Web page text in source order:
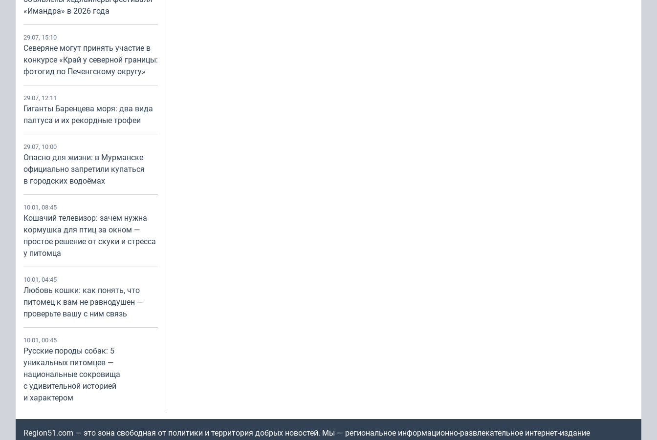
«Имандра» в 2026 года
29.07, 15:10
Северяне могут принять участие в
конкурсе «Край у северной границы:
фотогид по Печенгскому округу»
29.07, 12:11
Гиганты Баренцева моря: два вида
палтуса и их рекордные трофеи
29.07, 10:00
Опасно для жизни: в Мурманске
официально запретили купаться
в городских водоёмах
10.01, 08:45
Кошачий телевизор: зачем нужна
кормушка для птиц за окном —
простое решение от скуки и стресса
у питомца
10.01, 04:45
Любовь кошки: как понять, что
питомец к вам не равнодушен —
проверьте вашу с ним связь
10.01, 00:45
Русские породы собак: 5
уникальных питомцев —
национальные сокровища
с удивительной историей
и характером
Region51.com — это зона свободная от политики и территория добрых новостей. Мы — региональное информационно-развлекательное интернет-издание